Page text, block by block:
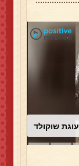
עוגת שוקולד